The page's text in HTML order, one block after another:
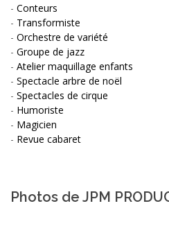
- Conteurs
- Transformiste
- Orchestre de variété
- Groupe de jazz
- Atelier maquillage enfants
- Spectacle arbre de noël
- Spectacles de cirque
- Humoriste
- Magicien
- Revue cabaret
Photos de JPM